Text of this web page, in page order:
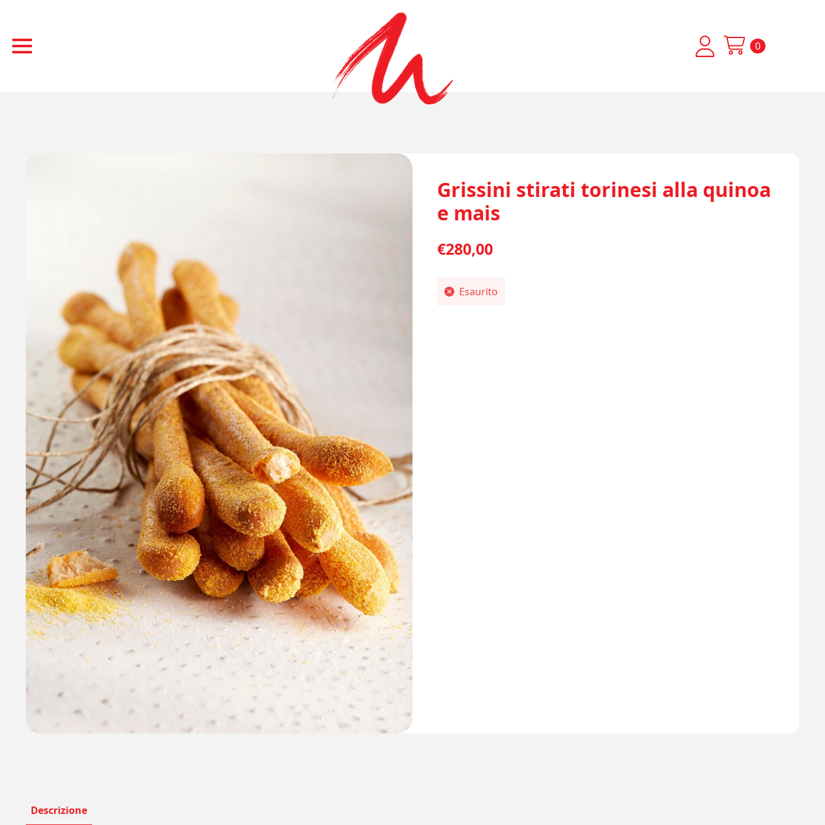
0
Grissini stirati torinesi alla quinoa
e mais
€280,00
Esaurito
Descrizione